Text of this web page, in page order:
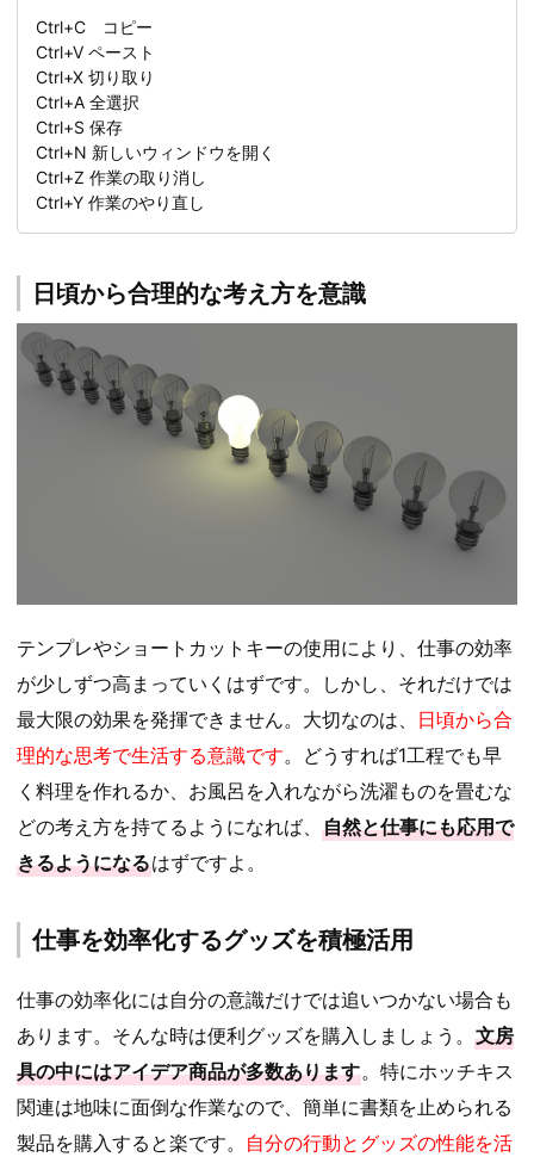
Ctrl+C コピー
Ctrl+V ペースト
Ctrl+X 切り取り
Ctrl+A 全選択
Ctrl+S 保存
Ctrl+N 新しいウィンドウを開く
Ctrl+Z 作業の取り消し
Ctrl+Y 作業のやり直し
日頃から合理的な考え方を意識
テンプレやショートカットキーの使用により、仕事の効率
が少しずつ高まっていくはずです。しかし、それだけでは
最大限の効果を発揮できません。大切なのは、 日頃から合
理的な思考で生活する意識です。どうすれば1工程でも早
く料理を作れるか、お風呂を入れながら洗濯ものを畳むな
どの考え方を持てるようになれば、 自然と仕事にも応用で
きるようになるはずですよ。
仕事を効率化するグッズを積極活用
仕事の効率化には自分の意識だけでは追いつかない場合も
あります。そんな時は便利グッズを購入しましょう。 文房
具の中にはアイデア商品が多数あります。特にホッチキス
関連は地味に面倒な作業なので、簡単に書類を止められる
製品を購入すると楽です。 自分の行動とグッズの性能を活